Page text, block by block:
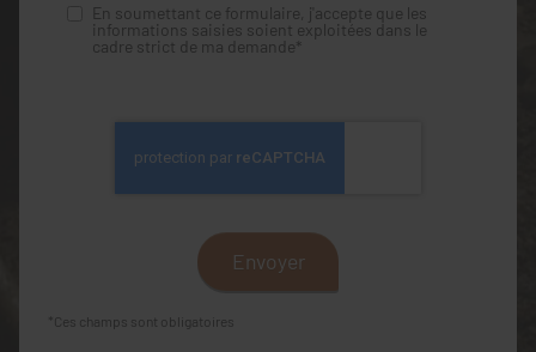
En soumettant ce formulaire, j'accepte que les
informations saisies soient exploitées dans le
cadre strict de ma demande*
*Ces champs sont obligatoires